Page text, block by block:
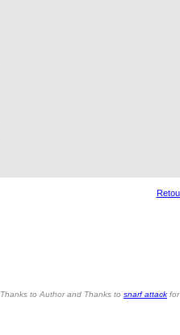
Thanks to Author and Thanks to snarf attack